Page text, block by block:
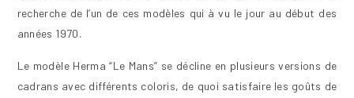
recherche de l’un de ces modèles qui à vu le jour au début des
années 1970.
Le modèle Herma “Le Mans” se décline en plusieurs versions de
cadrans avec différents coloris, de quoi satisfaire les goûts de